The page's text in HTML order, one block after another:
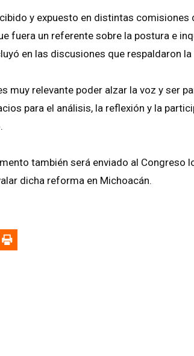
y expuesto en distintas comisiones
fuera un referente sobre la postura e
en las discusiones que respaldaron
muy relevante poder alzar la voz y ser
para el análisis, la reflexión y la
también será enviado al Congreso
dicha reforma en Michoacán.